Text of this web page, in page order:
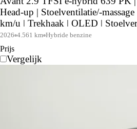
Head-up | Stoelventilatie/-
km/u | Trekhaak | OLED |
| Stuurwielverwarming
2026 4.561 km Hybride benzine
Prijs
Vergelijk